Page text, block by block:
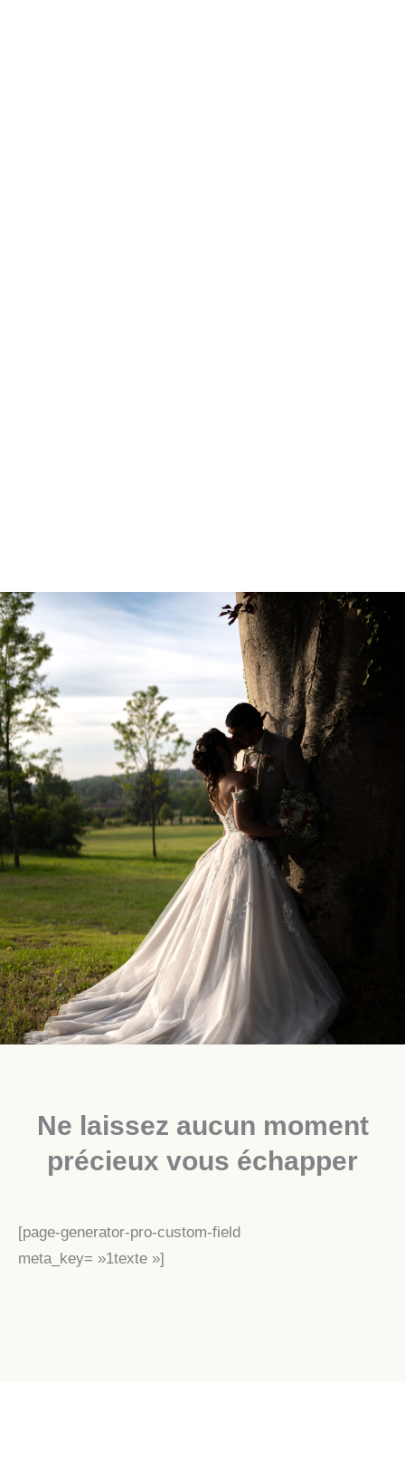
Ne laissez aucun moment
précieux vous échapper
[page-generator-pro-custom-field
meta_key= »1texte »]